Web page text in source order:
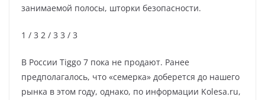
занимаемой полосы, шторки безопасности.
1 / 3 2 / 3 3 / 3
В России Tiggo 7 пока не продают. Ранее
предполагалось, что «семерка» доберется до нашего
рынка в этом году, однако, по информации Kolesa.ru,